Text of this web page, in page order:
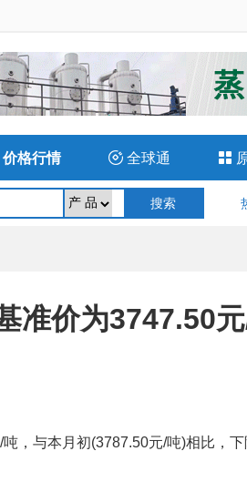
格行情  全球通 
准价为3747.50
，与本月初(3787.50元/吨)相比，下